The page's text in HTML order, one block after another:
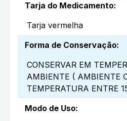
Tarja do Medicamento:
Tarja vermelha
Forma de Conservação:
CONSERVAR EM
AMBIENTE ( AMBIENTE
TEMPERATURA ENTRE
Modo de Uso: